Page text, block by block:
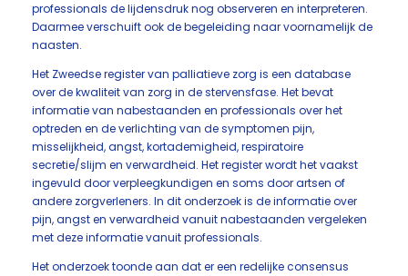
professionals de lijdensdruk nog observeren en interpreteren.
Daarmee verschuift ook de begeleiding naar voornamelijk de
naasten.
Het Zweedse register van palliatieve zorg is een database
over de kwaliteit van zorg in de stervensfase. Het bevat
informatie van nabestaanden en professionals over het
optreden en de verlichting van de symptomen pijn,
misselijkheid, angst, kortademigheid, respiratoire
secretie/slijm en verwardheid. Het register wordt het vaakst
ingevuld door verpleegkundigen en soms door artsen of
andere zorgverleners. In dit onderzoek is de informatie over
pijn, angst en verwardheid vanuit nabestaanden vergeleken
met deze informatie vanuit professionals.
Het onderzoek toonde aan dat er een redelijke consensus